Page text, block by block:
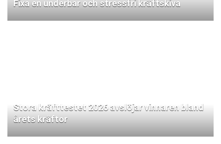
Fixa en underbar och stressfri kräftskiva
Stora kräfttestet 2026 avslöjar vinnaren bland
årets kräftor